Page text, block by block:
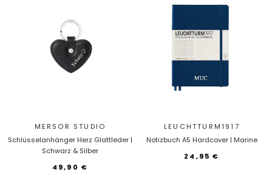
MERSOR STUDIO
Schlüsselanhänger Herz Glattleder |
Schwarz & Silber
49,90 €
LEUCHTTURM1917
Notizbuch A5 Hardcover | Marine
24,95 €